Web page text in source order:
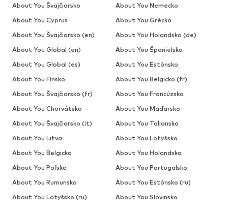
About You Švajčiarsko
About You Nemecko
About You Cyprus
About You Grécko
About You Švajčiarsko (en)
About You Holandsko (de)
About You Global (en)
About You Španielsko
About You Global (es)
About You Estónsko
About You Fínsko
About You Belgicko (fr)
About You Švajčiarsko (fr)
About You Francúzsko
About You Chorvátsko
About You Maďarsko
About You Švajčiarsko (it)
About You Taliansko
About You Litva
About You Lotyšsko
About You Belgicko
About You Holandsko
About You Poľsko
About You Portugalsko
About You Rumunsko
About You Estónsko (ru)
About You Lotyšsko (ru)
About You Slovinsko